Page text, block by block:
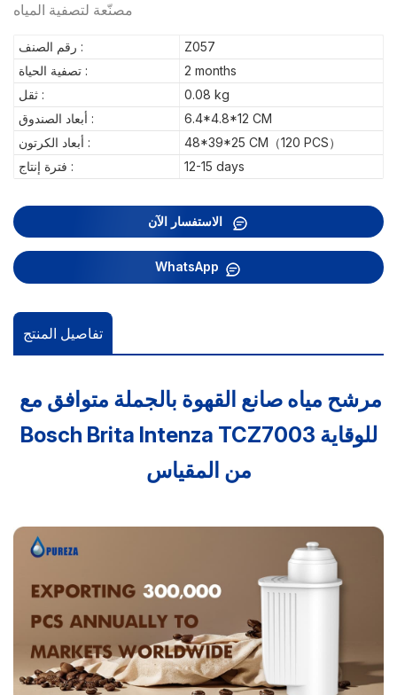
مصنّعة لتصفية المياه
رقم الصنف :
Z057
تصفية الحياة :
2 months
ثقل :
0.08 kg
أبعاد الصندوق :
6.4*4.8*12 CM
أبعاد الكرتون :
48*39*25 CM（120 PCS）
فترة إنتاج :
12-15 days
WhatsApp
تفاصيل المنتج
مرشح مياه صانع القهوة بالجملة متوافق مع
Bosch Brita Intenza TCZ7003 للوقاية
من المقياس